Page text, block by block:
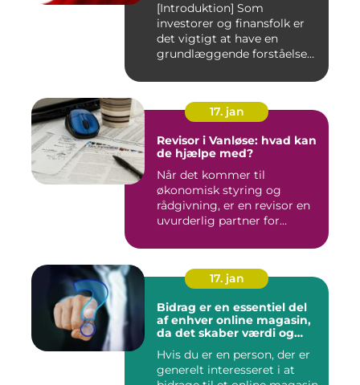
[Introduktion] Som
investorer og finansfolk er
det vigtigt at have en
grundlæggende forståelse
17. jan
Revisor i Vanløse: hvad kan
de hjælpe med?
Når det kommer til
økonomisk styring og
rådgivning, er en revisor en
uvurderlig partner for
17. jan
Bidrag er en essentiel del
af enhver online magasin,
da det skaber værdi og
engagerer læsere og
bidragsydere
Hvis du er en person, der er
generelt interesseret i at